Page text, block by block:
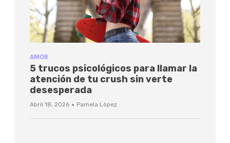
AMOR
5 trucos psicológicos para llamar la
atención de tu crush sin verte
desesperada
Abril 18, 2026 · Pamela López